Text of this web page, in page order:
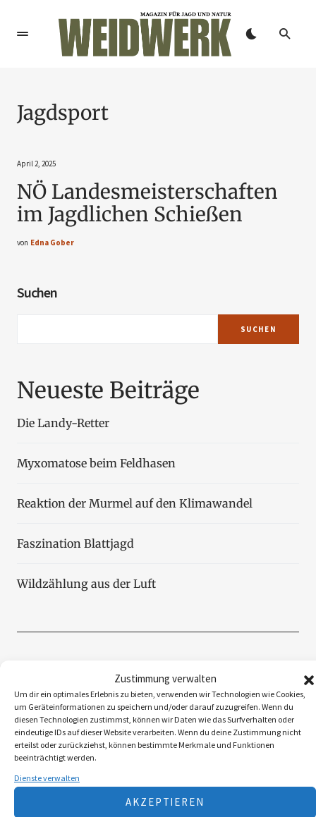
Zustimmung verwalten
Um dir ein optimales Erlebnis zu bieten, verwenden wir Technologien wie Cookies,
um Geräteinformationen zu speichern und/oder darauf zuzugreifen. Wenn du
diesen Technologien zustimmst, können wir Daten wie das Surfverhalten oder
eindeutige IDs auf dieser Website verarbeiten. Wenn du deine Zustimmung nicht
erteilst oder zurückziehst, können bestimmte Merkmale und Funktionen
beeinträchtigt werden.
Dienste verwalten
AKZEPTIEREN
Jagdsport
April 2, 2025
NÖ Landesmeisterschaften
im Jagdlichen Schießen
von Edna Gober
Suchen
SUCHEN
Neueste Beiträge
Die Landy-Retter
Myxomatose beim Feldhasen
Reaktion der Murmel auf den Klimawandel
Faszination Blattjagd
Wildzählung aus der Luft
3K
Das Neueste